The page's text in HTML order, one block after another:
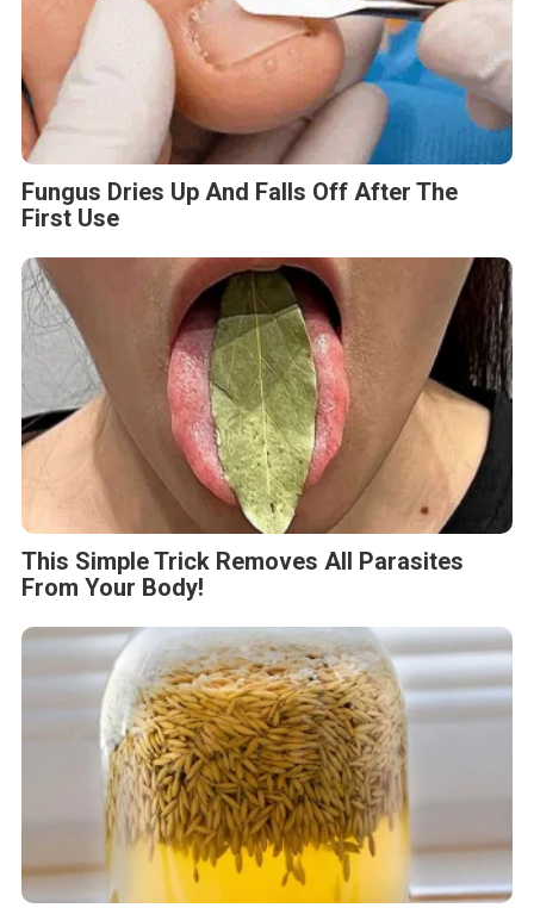
Fungus Dries Up And Falls Off After The
First Use
This Simple Trick Removes All Parasites
From Your Body!